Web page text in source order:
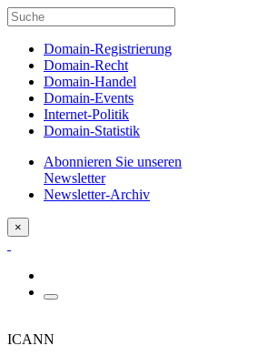
Domain-Registrierung
Domain-Recht
Domain-Handel
Domain-Events
Internet-Politik
Domain-Statistik
Abonnieren Sie unseren
Newsletter
Newsletter-Archiv
×
ICANN